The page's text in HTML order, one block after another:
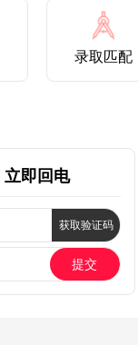
录取匹配
立即回电
获取验证码
提交